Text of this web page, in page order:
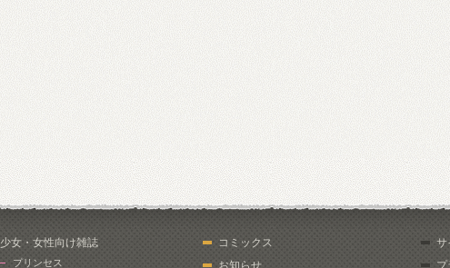
少女・女性向け雑誌
プリンセス
コミックス
お知らせ
サ
プ